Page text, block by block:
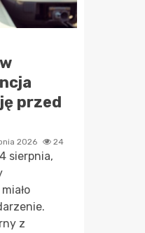
przed
2026 24
sierpnia,
z